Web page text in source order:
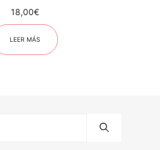
18,00€
LEER MÁS